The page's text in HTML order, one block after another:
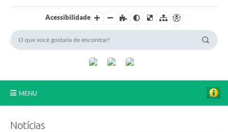
Acessibilidade
MENU
Notícias